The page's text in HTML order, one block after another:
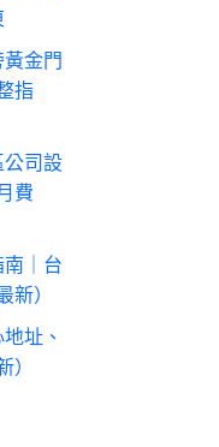
金門
指
司設
費
｜台
）
址、